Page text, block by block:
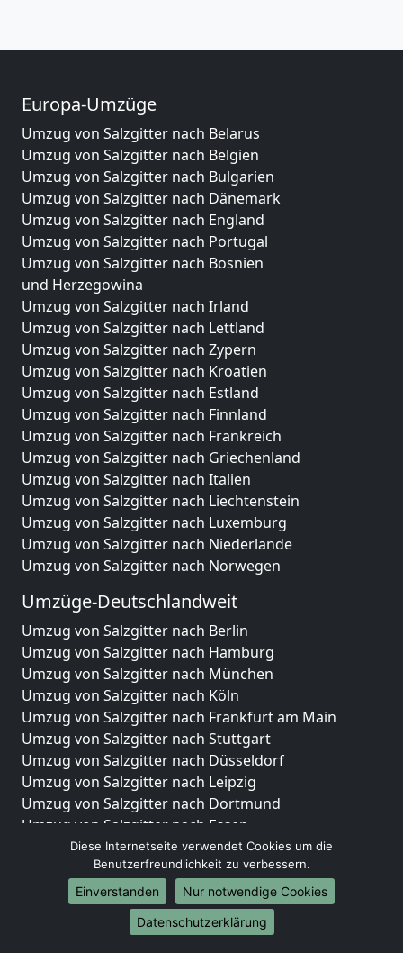
Europa-Umzüge
Umzug von Salzgitter nach Belarus
Umzug von Salzgitter nach Belgien
Umzug von Salzgitter nach Bulgarien
Umzug von Salzgitter nach Dänemark
Umzug von Salzgitter nach England
Umzug von Salzgitter nach Portugal
Umzug von Salzgitter nach Bosnien
und Herzegowina
Umzug von Salzgitter nach Irland
Umzug von Salzgitter nach Lettland
Umzug von Salzgitter nach Zypern
Umzug von Salzgitter nach Kroatien
Umzug von Salzgitter nach Estland
Umzug von Salzgitter nach Finnland
Umzug von Salzgitter nach Frankreich
Umzug von Salzgitter nach Griechenland
Umzug von Salzgitter nach Italien
Umzug von Salzgitter nach Liechtenstein
Umzug von Salzgitter nach Luxemburg
Umzug von Salzgitter nach Niederlande
Umzug von Salzgitter nach Norwegen
Umzüge-Deutschlandweit
Umzug von Salzgitter nach Berlin
Umzug von Salzgitter nach Hamburg
Umzug von Salzgitter nach München
Umzug von Salzgitter nach Köln
Umzug von Salzgitter nach Frankfurt am Main
Umzug von Salzgitter nach Stuttgart
Umzug von Salzgitter nach Düsseldorf
Umzug von Salzgitter nach Leipzig
Umzug von Salzgitter nach Dortmund
Umzug von Salzgitter nach Essen
Umzug von Salzgitter nach Bremen
Umzug von Salzgitter nach Dresden
Umzug von Salzgitter nach Hannover
Umzug von Salzgitter nach Nürnberg
Umzug von Salzgitter nach Duisburg
Diese Internetseite verwendet Cookies um die
Benutzerfreundlichkeit zu verbessern.
Einverstanden
Nur notwendige Cookies
Datenschutzerklärung